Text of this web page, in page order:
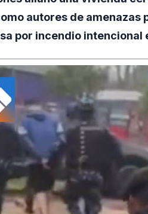
autores de
por incendio intencional